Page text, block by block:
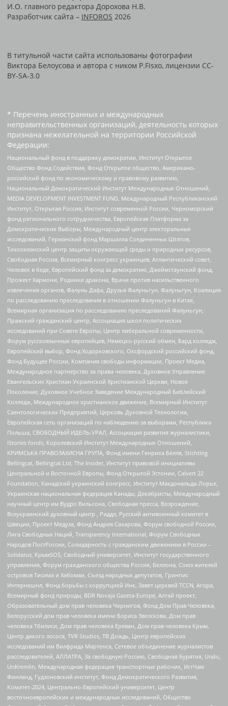
И.О. главного редактора Дорохова Н.В.
Разработчик сайта – INFOROS 2026
В титульной части сайта использованы фотографии
Виктора Белоусова и автора с ником P.Fisxo, лицензии CC-
BY-SA-3.0
* Перечень иностранных и международных
неправительственных организаций, деятельность которых
признана нежелательной на территории Российской
Федерации:
Национальный фонд в поддержку демократии, Институт Открытое
Общество Фонд Содействия, Фонд Открытое общество, Американо-
российский фонд по экономическому и правовому развитию,
Национальный Демократический Институт Международных Отношений,
MEDIA DEVELOPMENT INVESTMENT FUND, Международный Республиканский
Институт, Открытая Россия, Институт современной России, Черноморский
фонд регионального сотрудничества, Европейская Платформа за
Демократические Выборы, Международный центр электоральных
исследований, Германский фонд Маршалла Соединенных Штатов,
Тихоокеанский центр защиты окружающей среды и природных ресурсов,
Свободная Россия, Всемирный конгресс украинцев, Атлантический совет,
Человек в беде, Европейский фонд за демократию, Джеймстаунский фонд,
Прожект Хармони, Родники дракона, Врачи против насильственного
извлечения органов, Фалунь Дафа, Друзья Фалуньгун, Фалуньгун, Коалиция
по расследованию преследования в отношении Фалуньгун в Китае,
Всемирная организация по расследованию преследований Фалуньгун,
Пражский гражданский центр, Ассоциация школ политических
исследований при Совете Европы, Центр либеральной современности,
Форум русскоязычных европейцев, Немецко-русский обмен, Бард колледж,
Европейский выбор, Фонд Ходорковского, Оксфордский российский фонд,
Фонд Будущее России, Компания свободы информации, Проект Медиа,
Международное партнерство за права человека, Духовное Управление
Евангельских Христиан Украинской Христианской Церкви, Новое
Поколение, Духовное Учебное Заведение Международный Библейский
Колледж, Международное христианское движение, Всемирный Институт
Саентологических Предприятий, Церковь Духовной Технологии,
Европейская сеть организаций по наблюдению за выборами, Республика
Польша, СВОБОДНЫЙ ИДЕЛЬ-УРАЛ, Ассоциация развития журналистики,
IStories fonds, Королевский Институт Международных Отношений,
КРИМСЬКА ПРАВОЗАХИСНА ГРУПА, Фонд имени Генриха Бёлля, Stichting
Bellingcat, Bellingcat Ltd, The Insider, Институт правовой инициативы
Центральной и Восточной Европы, Фонд Открытой Эстонии, Calvert 22
Foundation, Канадский украинский конгресс, Институт Макдональда-Лорье,
Украинская национальная федерация Канады, Декабристы, Международный
научный центр им Вудро Вильсона, Свободная пресса, Возрождение,
Всеукраинский духовный центр , Риддл, Русский антивоенный комитет в
Швеции, Проект Медуза, Фонд Андрея Сахарова, Форум свободной России,
Лига Свободных Наций, Transparеncy International, Форум Свободных
Народов ПостРоссии, Солидарность с гражданским движением в России –
Solidarus, КрымSOS, Свободный университет, Институт государственного
управления, Форум гражданского общества Россия, Беллона, Союз жителей
островов Тисима и Хабомаи, Съезд народных депутатов, Гринпис
Интернешнл, Фонд борьбы с коррупцией Инк, Завет церквей TCCN, Агора,
Всемирный фонд природы, BDR Novaja Gazeta-Europe, Алтай проект,
Образовательный дом прав человека Чернигов, Фонд Дом Прав Человека,
Белорусский дом прав человека имени Бориса Звозскова, Дом прав
человека Тбилиси, Дом прав человека Ереван, Дом прав человека Крым,
Центр дикого лосося, TVR Studios, ТВ Дождь, Центр европейских
исследований им Вилфрида Мартенса, Сетевое объединение журналистов
расследователей, АЛЛАТРА, За свободную Россию, Свободная Бурятия, Uralic,
UnKremlin, Международная федерация транспортных рабочих, ИстЧам
Финланд, Гудзоновский институт, Фонд Демократического Развития,
Комитет-2024, Центрально-Европейский университет, Центр
восточноевропейских и международных исследований, Общество